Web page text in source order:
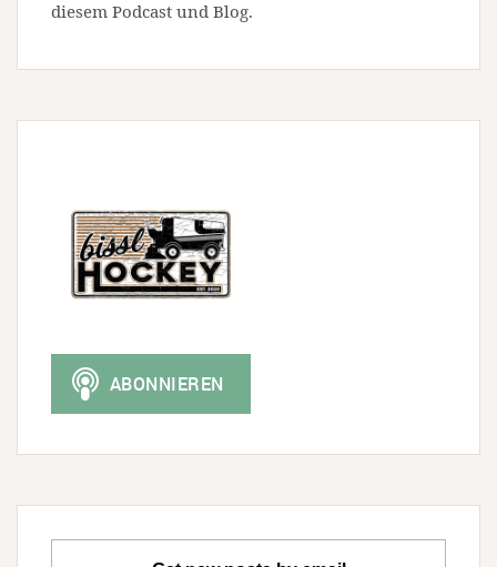
diesem Podcast und Blog.